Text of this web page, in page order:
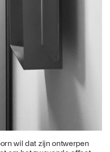
wil dat zijn ontwerpen